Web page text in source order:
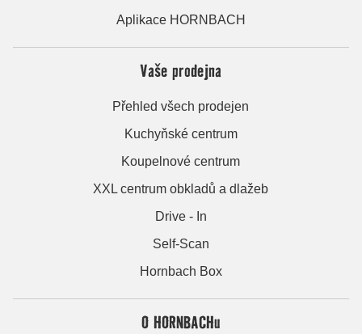
Aplikace HORNBACH
Vaše prodejna
Přehled všech prodejen
Kuchyňské centrum
Koupelnové centrum
XXL centrum obkladů a dlažeb
Drive - In
Self-Scan
Hornbach Box
O HORNBACHu